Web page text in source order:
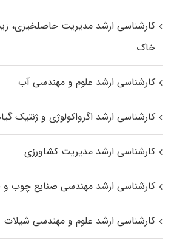
کارشناسی ارشد مدیریت حاصلخیزی،
خاک
کارشناسی ارشد علوم و مهندسی آب
کارشناسی ارشد اگرواکولوژی و ژنتیک
کارشناسی ارشد مدیریت کشاورزی
کارشناسی ارشد مهندسی صنایع چوب و
کارشناسی ارشد علوم و مهندسی شیلات